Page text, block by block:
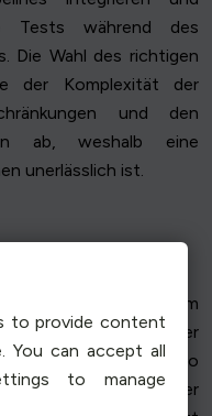
Tests während des
Die Wahl des richtigen
der Komplexität der
und den
ab, weshalb eine
unerlässlich ist.
Szenarien simuliert, um
Anwendung unter
Ein gängiges Szenario
die Anwendung der
to provide content
You can accept all
to manage